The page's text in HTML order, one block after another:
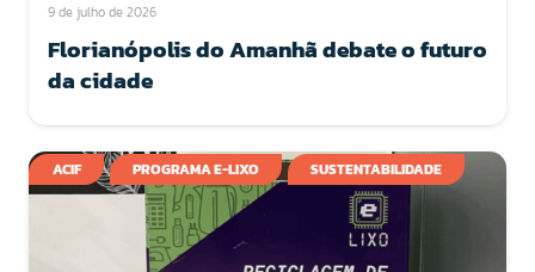
9 de julho de 2026
Florianópolis do Amanhã debate o futuro
da cidade
ACIF PROGRAMA E-LIXO SUSTENTABILIDADE